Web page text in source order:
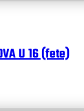
U 16 (fete)